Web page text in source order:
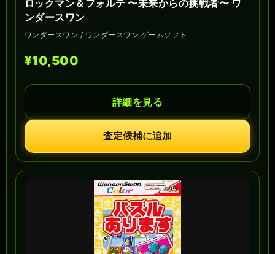
ロックマン＆フォルテ 〜未来からの挑戦者〜 ワ
ンダースワン
ワンダースワン / ワンダースワン ゲームソフト
¥10,500
詳細を見る
査定候補に追加